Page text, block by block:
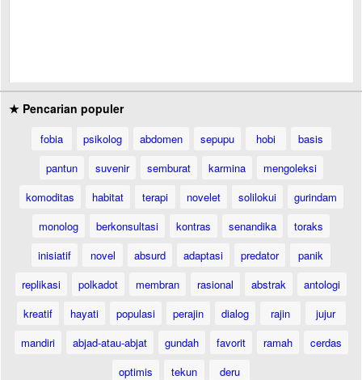
★ Pencarian populer
fobia psikolog abdomen sepupu hobi
basis
pantun
suvenir semburat karmina
mengoleksi
komoditas
habitat terapi novelet solilokui
gurindam
monolog
berkonsultasi kontras senandika
toraks
inisiatif
novel absurd adaptasi predator
panik
replikasi
polkadot membran rasional abstrak
antologi
kreatif
hayati populasi perajin dialog rajin
jujur
mandiri
abjad-atau-abjat gundah favorit ramah
cerdas
optimis
tekun deru